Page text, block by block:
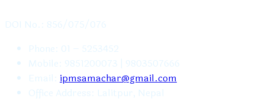
DOI No.: 856/075/076
Phone: 01 – 5253452
Mobile: 9851200073 | 9803507666
Email: ipmsamachar@gmail.com
Office Address: Lalitpur, Nepal